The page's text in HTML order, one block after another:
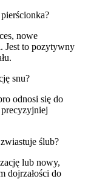
nowe
Jest to pozytywny
snu?
odnosi się do
ślub?
lub nowy,
dojrzałości do